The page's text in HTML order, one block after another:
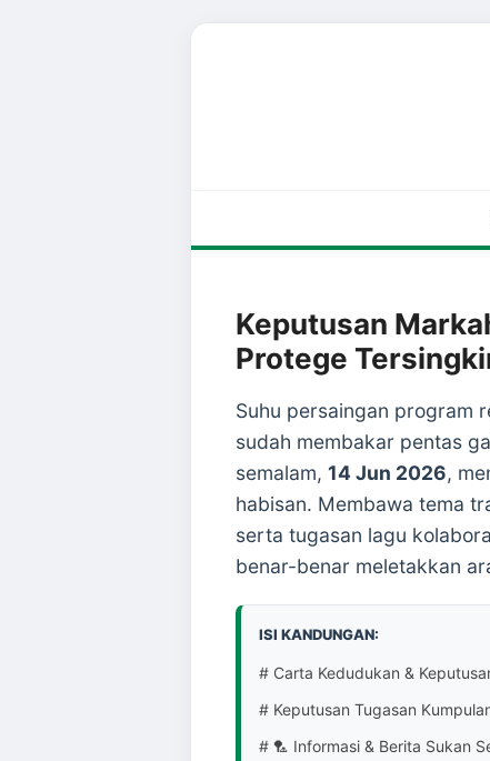
Keputusan
Protege
Suhu persaingan program
sudah membakar pentas
semalam, 14 Jun 2026,
habisan. Membawa tema
serta tugasan lagu
benar-benar meletakkan
ISI KANDUNGAN:
# Carta Kedudukan &
# Keputusan Tugasan
# 🏸 Informasi & Berita Sukan